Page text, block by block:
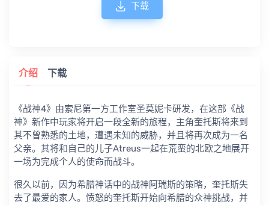
下载
介绍 下载
《战神4》由索尼第一方工作室圣莫妮卡研发，在这部《战
神》新作中玩家将开启一段全新的旅程，主角奎托斯将来到
其不曾熟悉的土地，遭遇未知的威胁，并且将再次成为一名
父亲。其将和自己的儿子Atreus一起在荒蛮的北欧之地展开
一场为完成个人的使命而战斗。
很久以前，因为希腊神话中的战神阿瑞斯的策略，奎托斯失
去了最爱的家人。愤怒的奎托斯开始向希腊的众神挑战，并